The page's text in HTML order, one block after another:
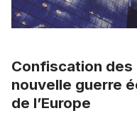
Confiscation des
nouvelle guerre
de l’Europe